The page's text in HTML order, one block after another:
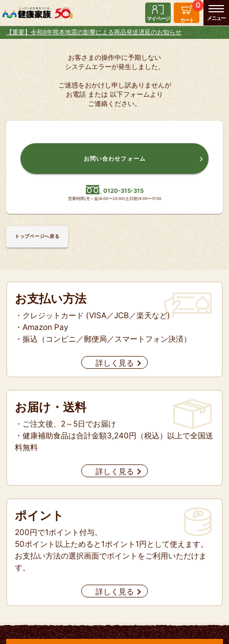
マイページ カート
0
【重要】令和8年熊本地震の影響による商品発送遅延のお知らせ
お客さまの操作中に予期しない
システムエラーが発生しました。
ご迷惑をおかけし申し訳ありませんが
お電話 または 以下フォームより
ご連絡ください。
お問い合わせフォーム
0120-315-315
営業時間(月～金)8:00〜20:00(土日祝)9:00〜17:00
トップページへ戻る
お支払い方法
・クレジットカード (VISA／JCB／楽天など)
・Amazon Pay
・振込（コンビニ／郵便局／スマートフォン決済）
詳しく見る
お届け・送料
・ご注文後、2～5日でお届け
・健康補助食品は合計金額3,240円（税込）以上で全国送
料無料
詳しく見る
ポイント
200円で1ポイント付与。
50ポイント以上ためると1ポイント1円として使えます。
お支払い方法の選択画面でポイントをご利用いただけま
す。
詳しく見る